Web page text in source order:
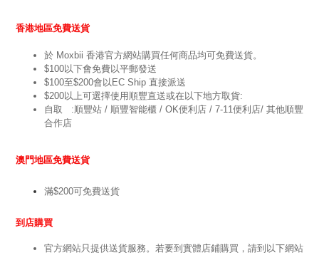
香港地區免費送貨
於 Moxbii 香港官方網站購買任何商品均可免費送貨。
$100以下會免費以平郵發送
$100至$200會以EC Ship 直接派送
$200以上可選擇使用順豐直送或在以下地方取貨:
自取   :順豐站 / 順豐智能櫃 / OK便利店 / 7-11便利店/ 其他順豐
合作店
澳門地區免費送貨
滿$200可免費送貨
到店購買
官方網站只提供送貨服務。若要到實體店鋪購買，請到以下網站